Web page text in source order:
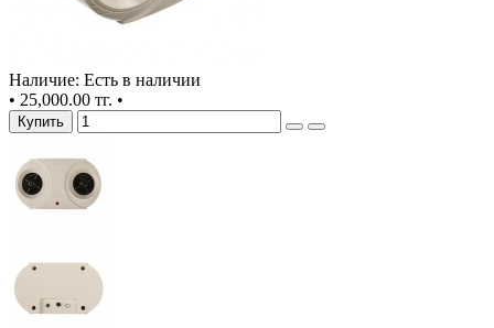
Наличие: Есть в наличии
• 25,000.00 тг. •
Купить